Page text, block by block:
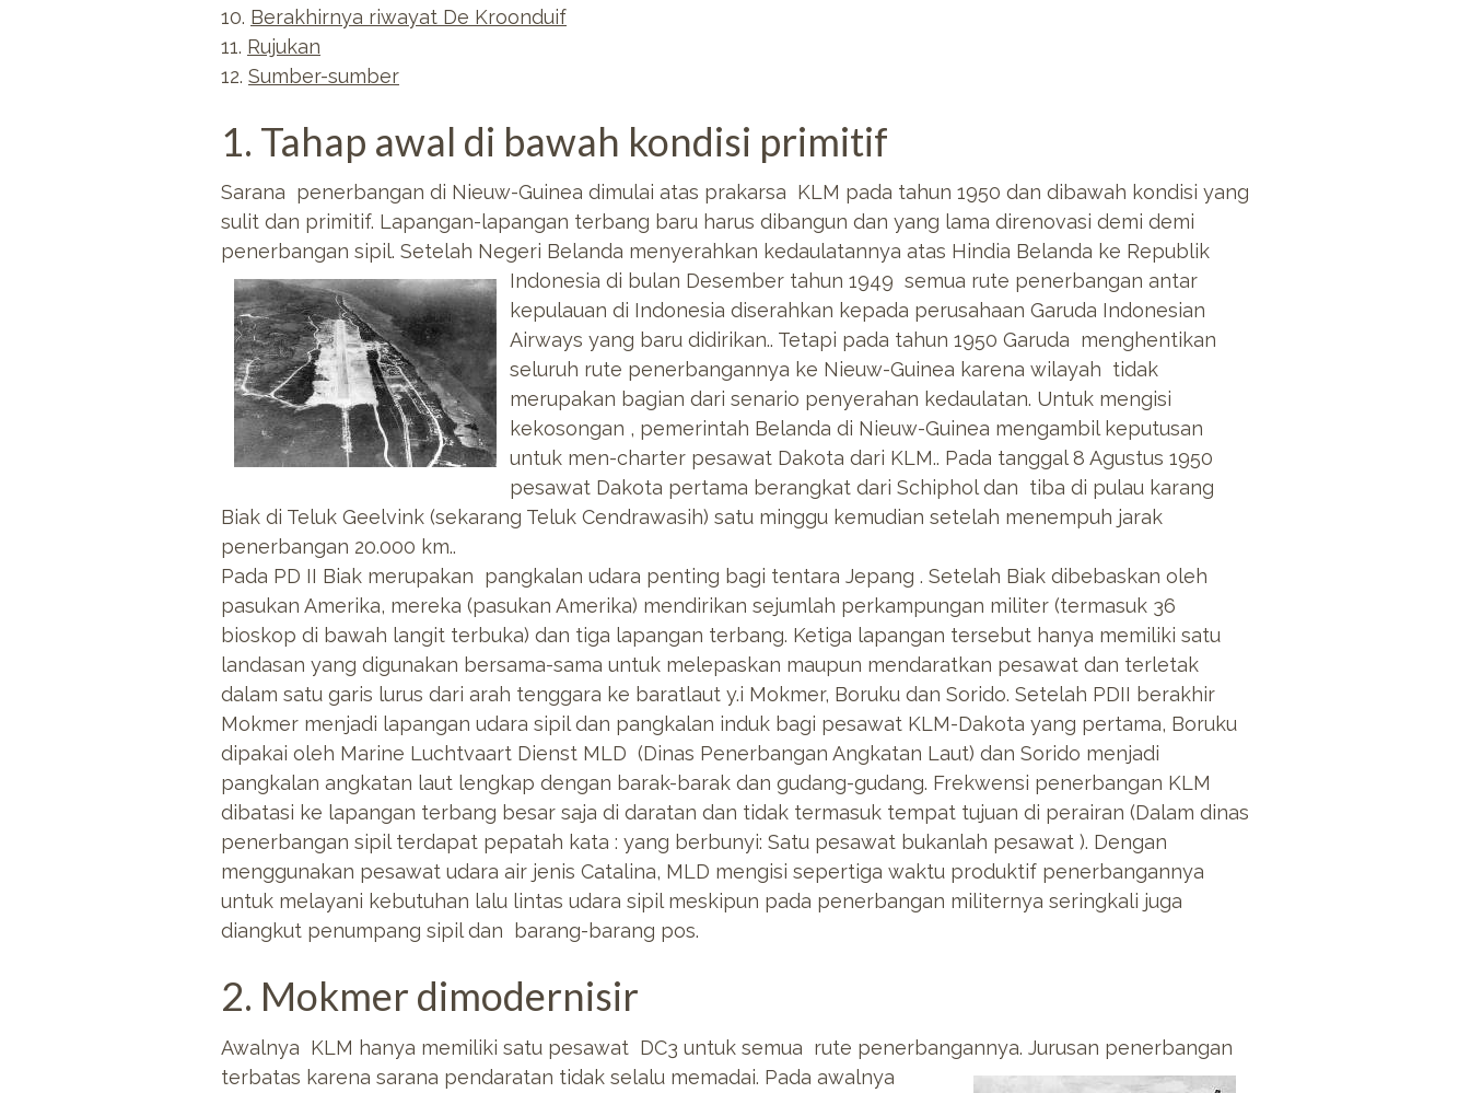
10. Berakhirnya riwayat De Kroonduif
11. Rujukan
12. Sumber-sumber
1. Tahap awal di bawah kondisi primitif
Sarana penerbangan di Nieuw-Guinea dimulai atas prakarsa KLM pada tahun 1950 dan dibawah kondisi yang
sulit dan primitif. Lapangan-lapangan terbang baru harus dibangun dan yang lama direnovasi demi demi
penerbangan sipil. Setelah Negeri Belanda menyerahkan kedaulatannya atas Hindia Belanda ke Republik
Indonesia di bulan Desember tahun 1949 semua rute penerbangan antar
kepulauan di Indonesia diserahkan kepada perusahaan Garuda Indonesian
Airways yang baru didirikan.. Tetapi pada tahun 1950 Garuda menghentikan
seluruh rute penerbangannya ke Nieuw-Guinea karena wilayah tidak
merupakan bagian dari senario penyerahan kedaulatan. Untuk mengisi
kekosongan , pemerintah Belanda di Nieuw-Guinea mengambil keputusan
untuk men-charter pesawat Dakota dari KLM.. Pada tanggal 8 Agustus 1950
pesawat Dakota pertama berangkat dari Schiphol dan tiba di pulau karang
Biak di Teluk Geelvink (sekarang Teluk Cendrawasih) satu minggu kemudian setelah menempuh jarak
penerbangan 20.000 km..
Pada PD II Biak merupakan pangkalan udara penting bagi tentara Jepang . Setelah Biak dibebaskan oleh
pasukan Amerika, mereka (pasukan Amerika) mendirikan sejumlah perkampungan militer (termasuk 36
bioskop di bawah langit terbuka) dan tiga lapangan terbang. Ketiga lapangan tersebut hanya memiliki satu
landasan yang digunakan bersama-sama untuk melepaskan maupun mendaratkan pesawat dan terletak
dalam satu garis lurus dari arah tenggara ke baratlaut y.i Mokmer, Boruku dan Sorido. Setelah PDII berakhir
Mokmer menjadi lapangan udara sipil dan pangkalan induk bagi pesawat KLM-Dakota yang pertama, Boruku
dipakai oleh Marine Luchtvaart Dienst MLD (Dinas Penerbangan Angkatan Laut) dan Sorido menjadi
pangkalan angkatan laut lengkap dengan barak-barak dan gudang-gudang. Frekwensi penerbangan KLM
dibatasi ke lapangan terbang besar saja di daratan dan tidak termasuk tempat tujuan di perairan (Dalam dinas
penerbangan sipil terdapat pepatah kata : yang berbunyi: Satu pesawat bukanlah pesawat ). Dengan
menggunakan pesawat udara air jenis Catalina, MLD mengisi sepertiga waktu produktif penerbangannya
untuk melayani kebutuhan lalu lintas udara sipil meskipun pada penerbangan militernya seringkali juga
diangkut penumpang sipil dan barang-barang pos.
2. Mokmer dimodernisir
Awalnya KLM hanya memiliki satu pesawat DC3 untuk semua rute penerbangannya. Jurusan penerbangan
terbatas karena sarana pendaratan tidak selalu memadai. Pada awalnya